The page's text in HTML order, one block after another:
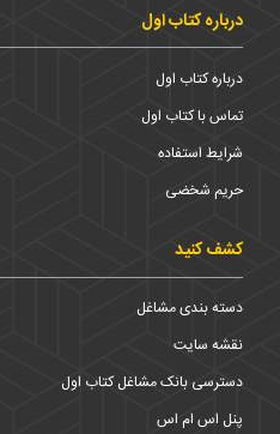
درباره کتاب اول
درباره کتاب اول
تماس با کتاب اول
شرایط استفاده
حریم شخضی
کشف کنید
دسته بندی مشاغل
نقشه سایت
دسترسی بانک مشاغل کتاب اول
پنل اس ام اس